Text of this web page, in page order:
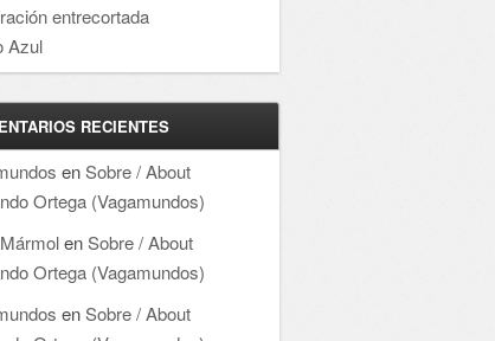
entrecortada
Azul
RECIENTES
enSobre / About
Ortega (Vagamundos)
enSobre / About
Ortega (Vagamundos)
enSobre / About